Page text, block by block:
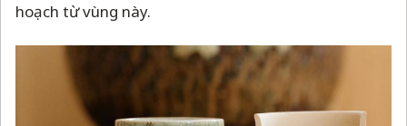
hoạch từ vùng này.